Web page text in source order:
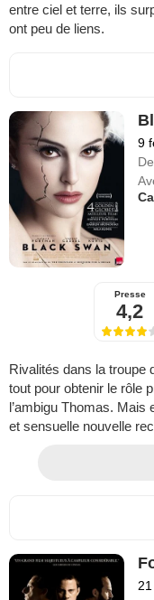
entre ciel et terre, ils
ont peu de liens.
9
De
Presse
4,2
Rivalités dans la troupe
tout pour obtenir le rôle
l’ambigu Thomas.
et sensuelle nouvelle